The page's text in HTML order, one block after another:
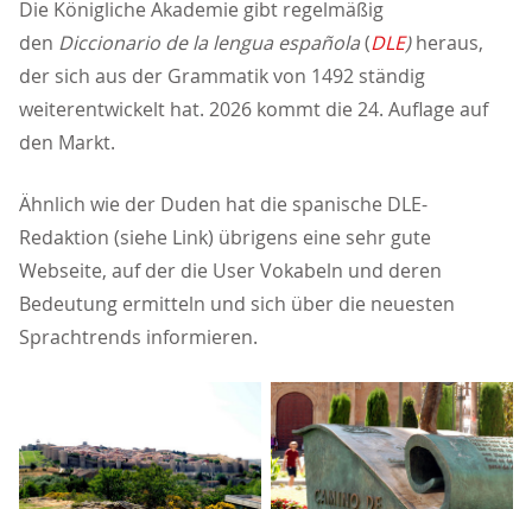
Die Königliche Akademie gibt regelmäßig
den Diccionario de la lengua española(DLE)heraus,
der sich aus der Grammatik von 1492 ständig
weiterentwickelt hat. 2026 kommt die 24. Auflage auf
den Markt.
Ähnlich wie der Duden hat die spanische DLE-
Redaktion (siehe Link) übrigens eine sehr gute
Webseite, auf der die User Vokabeln und deren
Bedeutung ermitteln und sich über die neuesten
Sprachtrends informieren.